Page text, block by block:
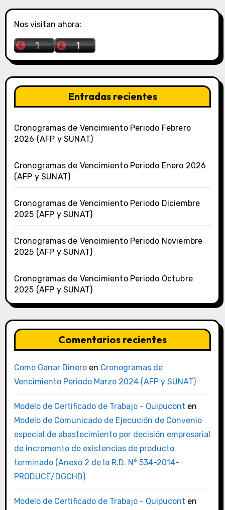
Nos visitan ahora:
Entradas recientes
Cronogramas de Vencimiento Periodo Febrero
2026 (AFP y SUNAT)
Cronogramas de Vencimiento Periodo Enero 2026
(AFP y SUNAT)
Cronogramas de Vencimiento Periodo Diciembre
2025 (AFP y SUNAT)
Cronogramas de Vencimiento Periodo Noviembre
2025 (AFP y SUNAT)
Cronogramas de Vencimiento Periodo Octubre
2025 (AFP y SUNAT)
Comentarios recientes
Como Ganar Dineroen Cronogramas de
Vencimiento Periodo Marzo 2024 (AFP y SUNAT)
Modelo de Certificado de Trabajo - Quipucont en
Modelo de Comunicado de Ejecución de Convenio
especial de abastecimiento por decisión empresarial
de incremento de existencias de producto
terminado (Anexo 2 de la R.D. N° 534-2014-
PRODUCE/DGCHD)
Modelo de Certificado de Trabajo - Quipucont en